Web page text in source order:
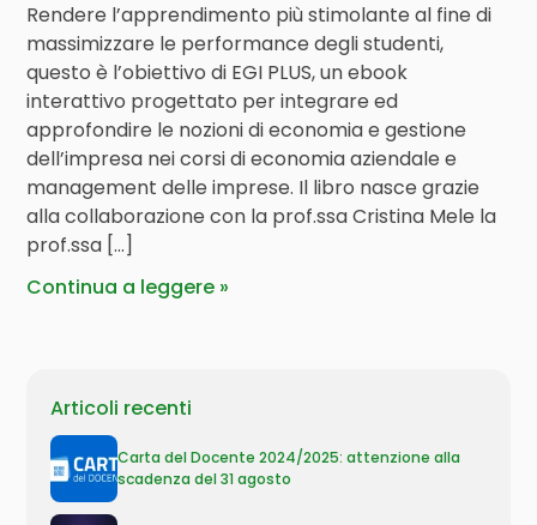
Rendere l’apprendimento più stimolante al fine di
massimizzare le performance degli studenti,
questo è l’obiettivo di EGI PLUS, un ebook
interattivo progettato per integrare ed
approfondire le nozioni di economia e gestione
dell’impresa nei corsi di economia aziendale e
management delle imprese. Il libro nasce grazie
alla collaborazione con la prof.ssa Cristina Mele la
prof.ssa […]
Continua a leggere
Articoli recenti
Carta del Docente 2024/2025: attenzione alla
scadenza del 31 agosto